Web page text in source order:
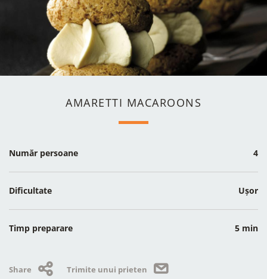
AMARETTI MACAROONS
Număr persoane 4
Dificultate Ușor
Timp preparare 5 min
Share Trimite unui prieten